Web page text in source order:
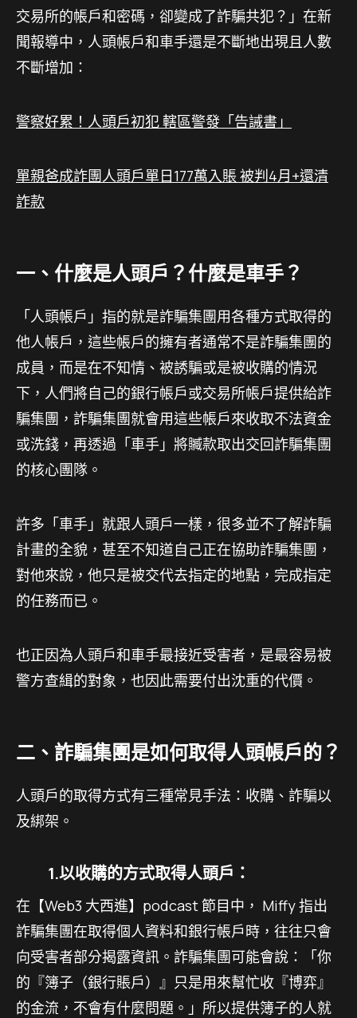
交易所的帳戶和密碼，卻變成了詐騙共犯？」在新
聞報導中，人頭帳戶和車手還是不斷地出現且人數
不斷增加：
警察好累！人頭戶初犯 轄區警發「告誡書」
單親爸成詐團人頭戶單日177萬入賬 被判4月+還清
詐款
一、什麼是人頭戶？什麼是車手？
「人頭帳戶」指的就是詐騙集團用各種方式取得的
他人帳戶，這些帳戶的擁有者通常不是詐騙集團的
成員，而是在不知情、被誘騙或是被收購的情況
下，人們將自己的銀行帳戶或交易所帳戶提供給詐
騙集團，詐騙集團就會用這些帳戶來收取不法資金
或洗錢，再透過「車手」將贓款取出交回詐騙集團
的核心團隊。
許多「車手」就跟人頭戶一樣，很多並不了解詐騙
計畫的全貌，甚至不知道自己正在協助詐騙集團，
對他來說，他只是被交代去指定的地點，完成指定
的任務而已。
也正因為人頭戶和車手最接近受害者，是最容易被
警方查緝的對象，也因此需要付出沈重的代價。
二、詐騙集團是如何取得人頭帳戶的？
人頭戶的取得方式有三種常見手法：收購、詐騙以
及綁架。
1.以收購的方式取得人頭戶：
在【Web3 大西進】podcast 節目中， Miffy 指出
詐騙集團在取得個人資料和銀行帳戶時，往往只會
向受害者部分揭露資訊。詐騙集團可能會說：「你
的『簿子（銀行賬戶）』只是用來幫忙收『博弈』
的金流，不會有什麼問題。」所以提供簿子的人就